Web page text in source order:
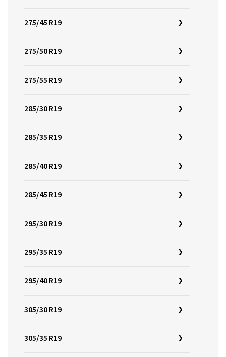
275/45 R19
275/50 R19
275/55 R19
285/30 R19
285/35 R19
285/40 R19
285/45 R19
295/30 R19
295/35 R19
295/40 R19
305/30 R19
305/35 R19